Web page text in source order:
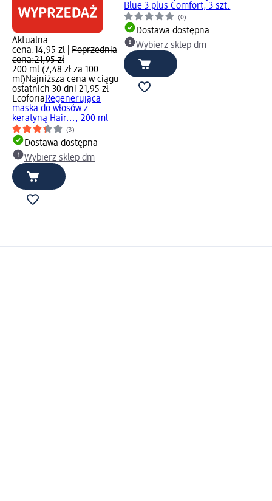
Aktualna
cena:14,95 zł
Poprzednia
cena:21,95 zł
200 ml (7,48 zł za 100
ml)Najniższa cena w ciągu
ostatnich 30 dni 21,95 zł
EcoforiaRegenerująca
maska do włosów z
keratyną Hair..., 200 ml
(3)
Dostawa dostępna
Wybierz sklep dm
Blue 3 plus Comfort, 3 szt.
(0)
Dostawa dostępna
Wybierz sklep dm